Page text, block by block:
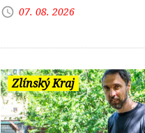
07. 08. 2026
Zlínský Kraj